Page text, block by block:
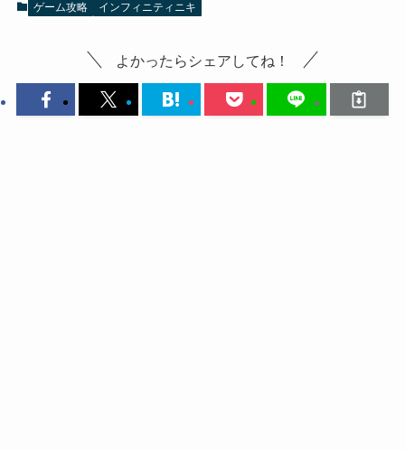
ゲーム攻略 インフィニティニキ
よかったらシェアしてね！